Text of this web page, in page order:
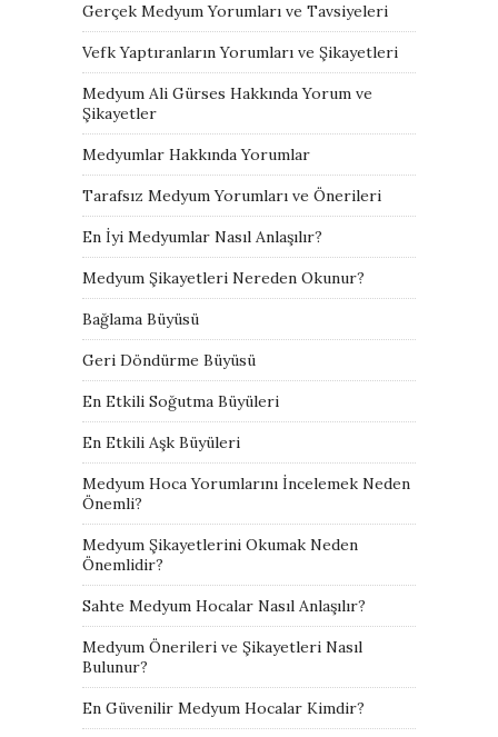
Gerçek Medyum Yorumları ve Tavsiyeleri
Vefk Yaptıranların Yorumları ve Şikayetleri
Medyum Ali Gürses Hakkında Yorum ve
Şikayetler
Medyumlar Hakkında Yorumlar
Tarafsız Medyum Yorumları ve Önerileri
En İyi Medyumlar Nasıl Anlaşılır?
Medyum Şikayetleri Nereden Okunur?
Bağlama Büyüsü
Geri Döndürme Büyüsü
En Etkili Soğutma Büyüleri
En Etkili Aşk Büyüleri
Medyum Hoca Yorumlarını İncelemek Neden
Önemli?
Medyum Şikayetlerini Okumak Neden
Önemlidir?
Sahte Medyum Hocalar Nasıl Anlaşılır?
Medyum Önerileri ve Şikayetleri Nasıl
Bulunur?
En Güvenilir Medyum Hocalar Kimdir?